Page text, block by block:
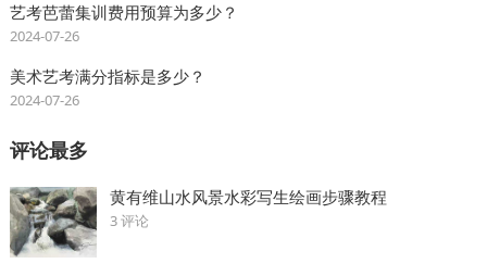
艺考芭蕾集训费用预算为多少？
2024-07-26
美术艺考满分指标是多少？
2024-07-26
评论最多
黄有维山水风景水彩写生绘画步骤教程
3 评论